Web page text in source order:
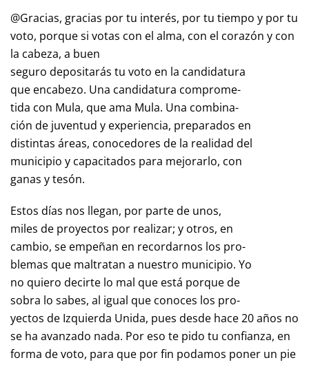
@Gracias, gracias por tu interés, por tu tiempo y por tu
voto, porque si votas con el alma, con el corazón y con
la cabeza, a buen
seguro depositarás tu voto en la candidatura
que encabezo. Una candidatura comprome-
tida con Mula, que ama Mula. Una combina-
ción de juventud y experiencia, preparados en
distintas áreas, conocedores de la realidad del
municipio y capacitados para mejorarlo, con
ganas y tesón.
Estos días nos llegan, por parte de unos,
miles de proyectos por realizar; y otros, en
cambio, se empeñan en recordarnos los pro-
blemas que maltratan a nuestro municipio. Yo
no quiero decirte lo mal que está porque de
sobra lo sabes, al igual que conoces los pro-
yectos de Izquierda Unida, pues desde hace 20 años no
se ha avanzado nada. Por eso te pido tu confianza, en
forma de voto, para que por fin podamos poner un pie